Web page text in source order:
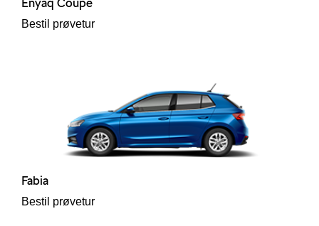
Enyaq Coupé
Bestil prøvetur
Fabia
Bestil prøvetur